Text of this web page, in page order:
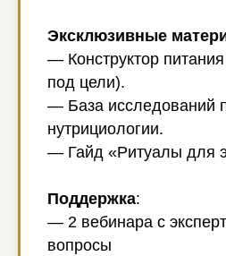
Эксклюзивные
— Конструктор
под цели).
— База исследований
нутрициологии.
— Гайд «Ритуалы для
Поддержка:
— 2 вебинара с
вопросы